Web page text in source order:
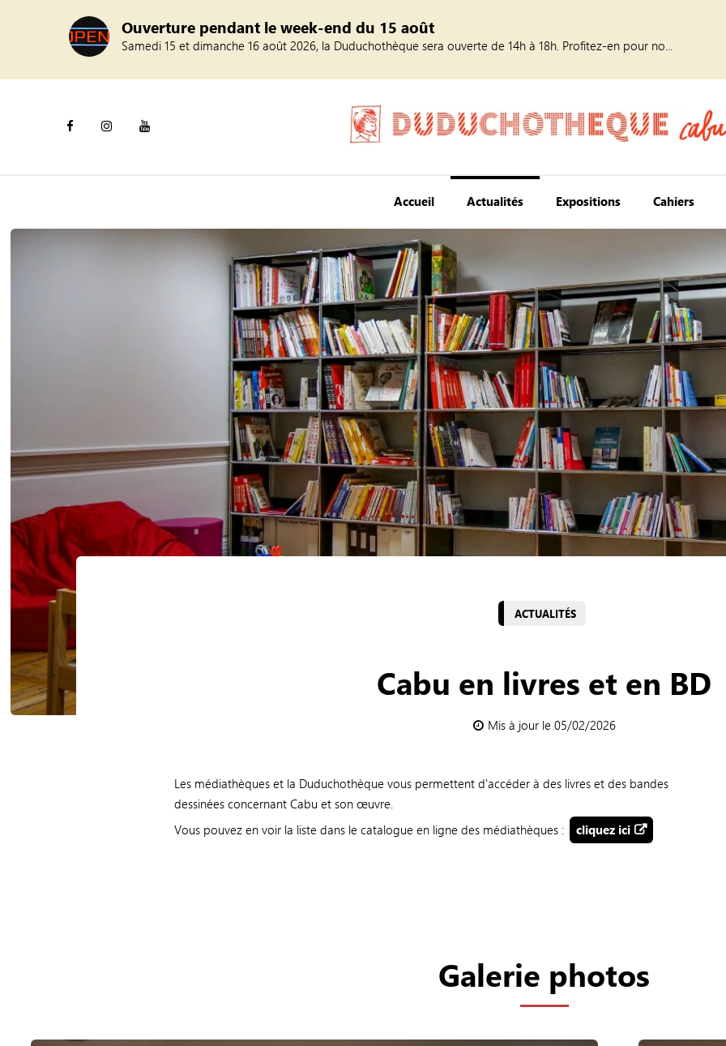
Ouverture pendant le week-end du 15 août
Samedi 15 et dimanche 16 août 2026, la Duduchothèque sera ouverte de 14h à 18h. Profitez-en pour no...
Accueil Actualités Expositions Cahiers
ACTUALITÉS
Cabu en livres et en BD
Mis à jour le 05/02/2026
Les médiathèques et la Duduchothèque vous permettent d'accéder à des livres et des bandes
dessinées concernant Cabu et sonœuvre.
Vous pouvez en voir la liste dans le catalogue en ligne des médiathèques :
cliquez ici
Galerie photos